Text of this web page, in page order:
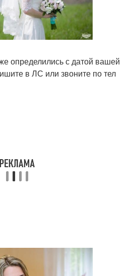
определились с датой вашей
в ЛС или звоните по тел